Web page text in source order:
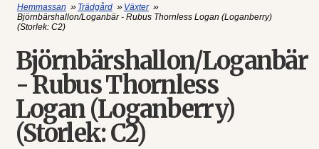
Hemmassan » Trädgård » Växter »
Björnbärshallon/Loganbär - Rubus Thornless Logan (Loganberry)
(Storlek: C2)
Björnbärshallon/Loganbär
- Rubus Thornless
Logan (Loganberry)
(Storlek: C2)